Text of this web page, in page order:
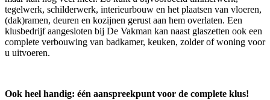
tegelwerk, schilderwerk, interieurbouw en het plaatsen van vloeren,
(dak)ramen, deuren en kozijnen gerust aan hem overlaten. Een
klusbedrijf aangesloten bij De Vakman kan naast glaszetten ook een
complete verbouwing van badkamer, keuken, zolder of woning voor
u uitvoeren.
Ook heel handig: één aanspreekpunt voor de complete klus!